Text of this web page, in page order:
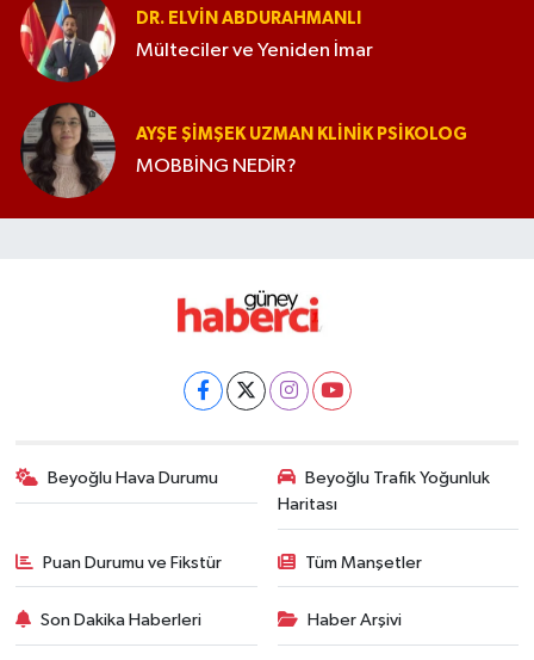
DR. ELVIN ABDURAHMANLI
Mülteciler ve Yeniden İmar
AYŞE ŞIMŞEK UZMAN KLINIK PSIKOLOG
MOBBİNG NEDİR?
Beyoğlu Hava Durumu
Beyoğlu Trafik Yoğunluk
Haritası
Puan Durumu ve Fikstür Tüm Manşetler
Son Dakika Haberleri Haber Arşivi